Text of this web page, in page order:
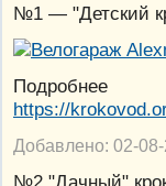
№1 — "Детский
https://
Добавлено: 02-
№2 "Дачный"